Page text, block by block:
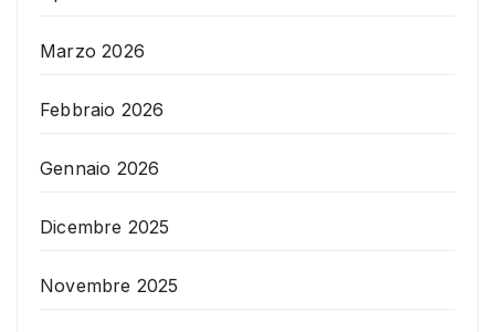
Marzo 2026
Febbraio 2026
Gennaio 2026
Dicembre 2025
Novembre 2025